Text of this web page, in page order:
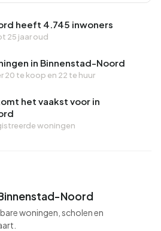
heeft 4.745 inwoners
25 jaar oud
in Binnenstad-Noord
20 te koop en 22 te huur
het vaakst voor in
woningen
Noord
woningen, scholen en